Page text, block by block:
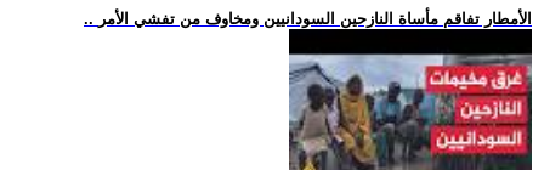
.. الأمطار تفاقم مأساة النازحين السودانيين ومخاوف من تفشي الأمر